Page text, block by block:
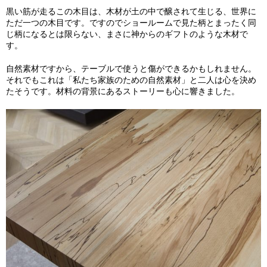
黒い筋が走るこの木目は、木材が土の中で醸されて生じる、世界に
ただ一つの木目です。ですのでショールームで見た柄とまったく同
じ柄になるとは限らない、まさに神からのギフトのような木材で
す。
自然素材ですから、テーブルで使うと傷ができるかもしれません。
それでもこれは「私たち家族のための自然素材」と二人は心を決め
たそうです。材料の背景にあるストーリーも心に響きました。